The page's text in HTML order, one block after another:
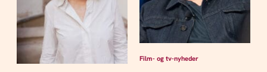
Film- og tv-nyheder